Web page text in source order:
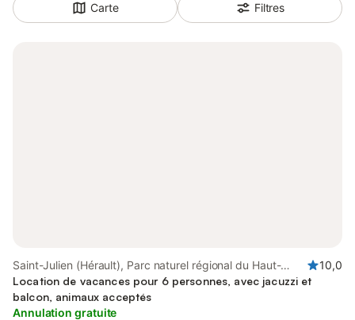
Carte Filtres
Saint-Julien (Hérault), Parc naturel régional du Haut-
Languedoc
10,0
Location de vacances pour 6 personnes, avec jacuzzi et
balcon, animaux acceptés
Annulation gratuite